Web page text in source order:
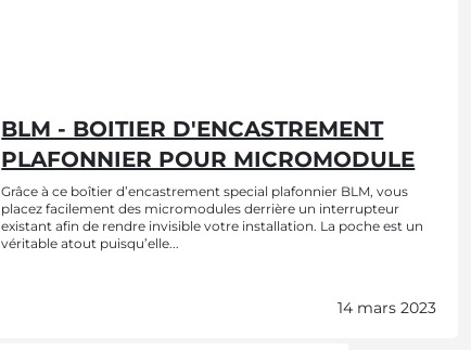
BLM - BOITIER D'ENCASTREMENT
PLAFONNIER POUR MICROMODULE
Grâce à ce boîtier d’encastrement special plafonnier BLM, vous
placez facilement des micromodules derrière un interrupteur
existant afin de rendre invisible votre installation. La poche est un
véritable atout puisqu’elle...
14 mars 2023